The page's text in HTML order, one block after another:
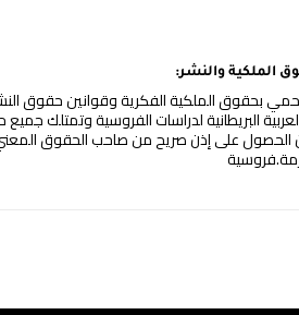
الملكية والنشر:
بحقوق الملكية الفكرية وقوانين حقوق
البريطانية لدراسات الفروسية وتمتلك
على إذن صريح من صاحب الحقوق المعني.